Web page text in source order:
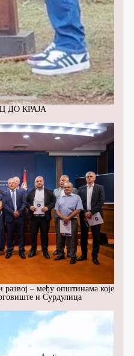
ДО КРАЈА
– међу општинама које
и Сурдулица